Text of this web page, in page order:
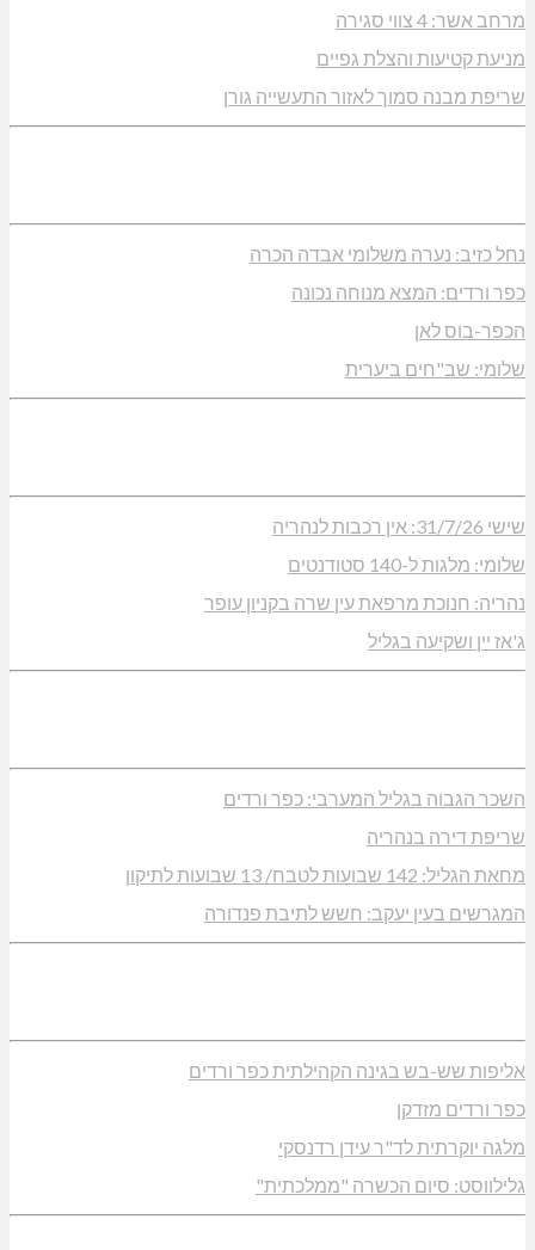
מרחב אשר: 4 צווי סגירה
מניעת קטיעות והצלת גפיים
שריפת מבנה סמוך לאזור התעשייה גורן
נחל כזיב: נערה משלומי אבדה הכרה
כפר ורדים: המצא מנוחה נכונה
הכפר-בוס לאן
שלומי: שב"חים ביערית
שישי 31/7/26: אין רכבות לנהריה
שלומי: מלגות ל-140 סטודנטים
נהריה: חנוכת מרפאת עין שרה בקניון עופר
ג'אז יין ושקיעה בגליל
השכר הגבוה בגליל המערבי: כפר ורדים
שריפת דירה בנהריה
מחאת הגליל: 142 שבועות לטבח/ 13 שבועות לתיקון
המגרשים בעין יעקב: חשש לתיבת פנדורה
אליפות שש-בש בגינה הקהילתית כפר ורדים
כפר ורדים מזדקן
מלגה יוקרתית לד"ר עידן רדנסקי
גלילווסט: סיום הכשרה "ממלכתית"